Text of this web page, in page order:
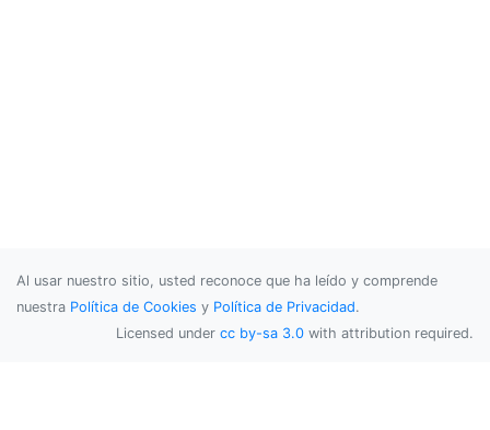
Al usar nuestro sitio, usted reconoce que ha leído y comprende
nuestra Política de Cookies y Política de Privacidad.
Licensed under cc by-sa 3.0 with attribution required.